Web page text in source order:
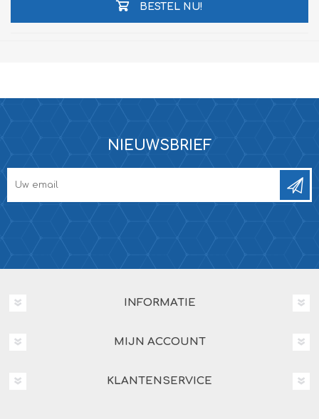
BESTEL NU!
NIEUWSBRIEF
INFORMATIE
MIJN ACCOUNT
KLANTENSERVICE